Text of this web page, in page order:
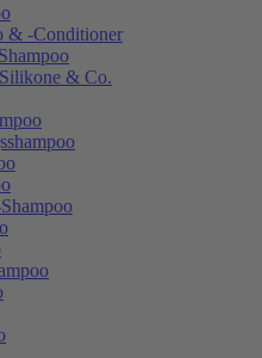
& -Conditioner
& Co.